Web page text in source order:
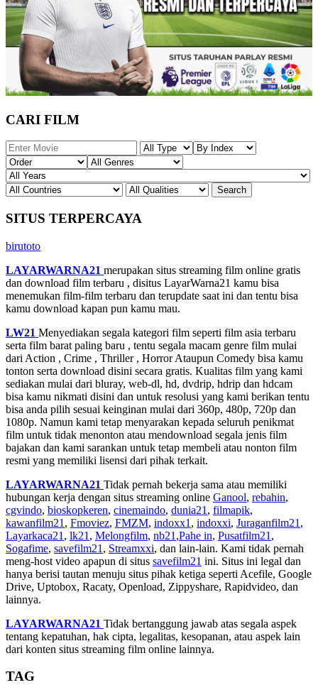
CARI FILM
SITUS TERPERCAYA
birutoto
LAYARWARNA21 merupakan situs streaming film online gratis
dan download film terbaru , disitus LayarWarna21 kamu bisa
menemukan film-film terbaru dan terupdate saat ini dan tentu bisa
kamu download kapan pun kamu mau.
LW21 Menyediakan segala kategori film seperti film asia terbaru
serta film barat paling baru , tentu segala macam genre film mulai
dari Action , Crime , Thriller , Horror Ataupun Comedy bisa kamu
tonton serta download disini secara gratis. Kualitas film yang kami
sediakan mulai dari bluray, web-dl, hd, dvdrip, hdrip dan hdcam
bisa kamu nikmati disini dan untuk resolusi yang kami berikan tentu
bisa anda pilih sesuai keinginan mulai dari 360p, 480p, 720p dan
1080p. Namun kami tetap menyarakan kepada seluruh penikmat
film untuk tidak menonton atau mendownload segala jenis film
bajakan dan kami sarankan untuk tetap membeli atau nonton film
resmi yang memiliki lisensi dari pihak terkait.
LAYARWARNA21 Tidak pernah bekerja sama atau memiliki
hubungan kerja dengan situs streaming online Ganool, rebahin,
cgvindo, bioskopkeren, cinemaindo, dunia21 , filmapik,
kawanfilm21 , Fmoviez, FMZM, indoxx1 , indoxxi, Juraganfilm21 ,
Layarkaca21 , lk21 , Melongfilm, nb21 ,Pahe in, Pusatfilm21 ,
Sogafime, savefilm21 , Streamxxi, dan lain-lain. Kami tidak pernah
meng-host video apapun di situs savefilm21 ini. Situs ini legal dan
hanya berisi tautan menuju situs pihak ketiga seperti Acefile, Google
Drive, Uptobox, Racaty, Openload, Zippyshare, Rapidvideo, dan
lainnya.
LAYARWARNA21 Tidak bertanggung jawab atas segala aspek
tentang kepatuhan, hak cipta, legalitas, kesopanan, atau aspek lain
dari konten situs streaming film online lainnya.
TAG